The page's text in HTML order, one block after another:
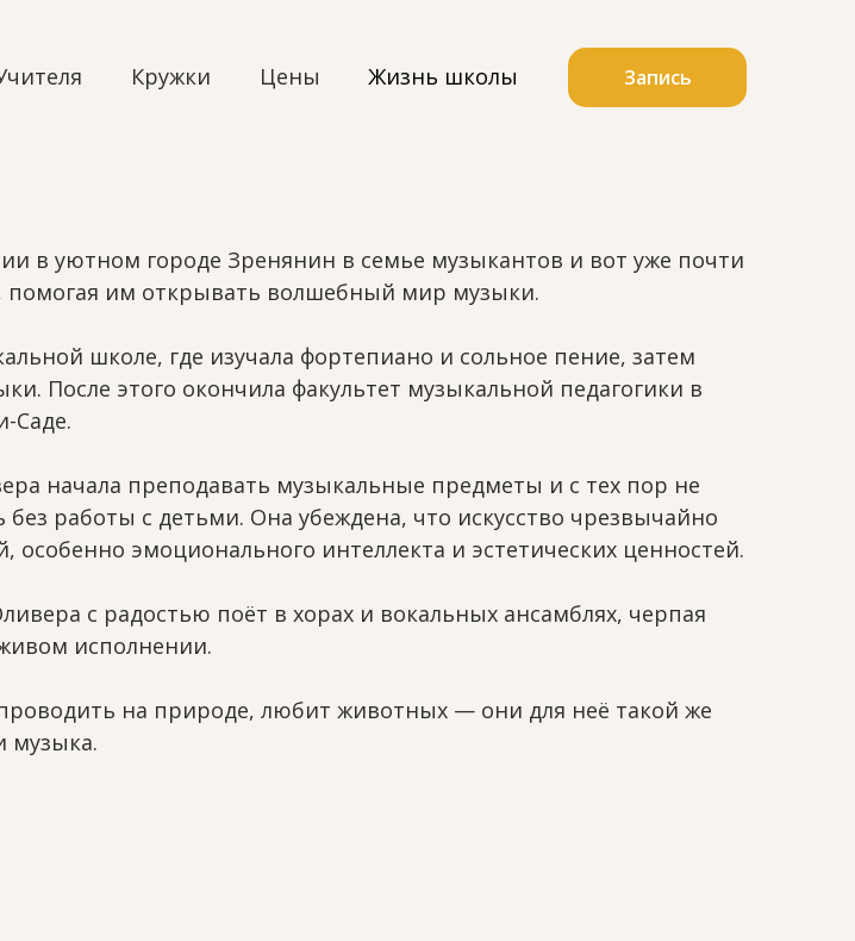
Запись
Жизнь школы
Кружки Цены
в уютном городе Зренянин в семье музыкантов и вот уже почти
помогая им открывать волшебный мир музыки.
школе, где изучала фортепиано и сольное пение, затем
После этого окончила факультет музыкальной педагогики в
Саде.
начала преподавать музыкальные предметы и с тех пор не
без работы с детьми. Она убеждена, что искусство чрезвычайно
особенно эмоционального интеллекта и эстетических ценностей.
с радостью поёт в хорах и вокальных ансамблях, черпая
исполнении.
на природе, любит животных — они для неё такой же
музыка.